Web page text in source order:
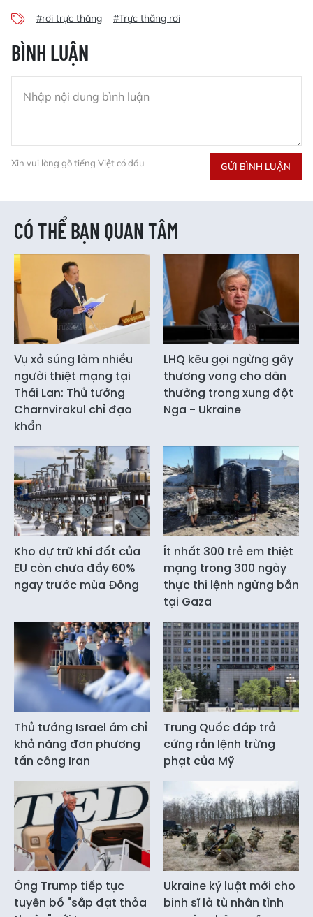
#rơi trực thăng #Trực thăng rơi
BÌNH LUẬN
Xin vui lòng gõ tiếng Việt có dấu GỬI BÌNH LUẬN
CÓ THỂ BẠN QUAN TÂM
Vụ xả súng làm nhiều
người thiệt mạng tại
Thái Lan: Thủ tướng
Charnvirakul chỉ đạo
khẩn
LHQ kêu gọi ngừng gây
thương vong cho dân
thường trong xung đột
Nga - Ukraine
Kho dự trữ khí đốt của
EU còn chưa đầy 60%
ngay trước mùa Đông
Ít nhất 300 trẻ em thiệt
mạng trong 300 ngày
thực thi lệnh ngừng bắn
tại Gaza
Thủ tướng Israel ám chỉ
khả năng đơn phương
tấn công Iran
Trung Quốc đáp trả
cứng rắn lệnh trừng
phạt của Mỹ
Ông Trump tiếp tục
tuyên bố "sắp đạt thỏa
Ukraine ký luật mới cho
binh sĩ là tù nhân tình